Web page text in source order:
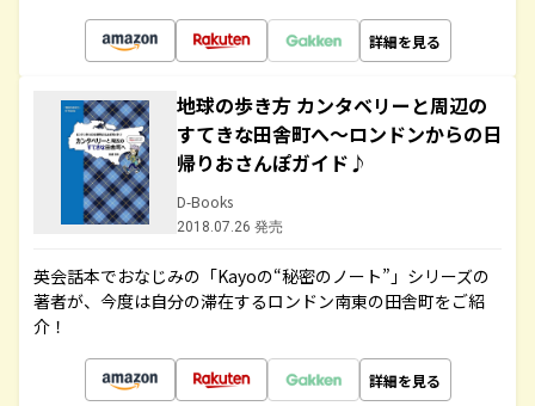
詳細を見る
地球の歩き方 カンタベリーと周辺の
すてきな田舎町へ～ロンドンからの日
帰りおさんぽガイド♪
D-Books
2018.07.26 発売
英会話本でおなじみの「Kayoの“秘密のノート”」シリーズの
著者が、今度は自分の滞在するロンドン南東の田舎町をご紹
介！
詳細を見る